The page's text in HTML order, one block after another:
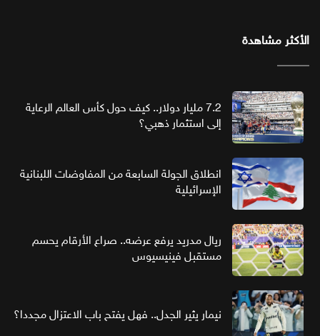
الأكثر مشاهدة
7.2 مليار دولار.. كيف حول كأس العالم الرعاية
إلى استثمار ذهبي؟
انطلاق الجولة السابعة من المفاوضات اللبنانية
الإسرائيلية
ريال مدريد يرفع عرضه.. صراع الأرقام يحسم
مستقبل فينيسيوس
نيمار يثير الجدل.. فهل يفتح باب الاعتزال مجددا؟